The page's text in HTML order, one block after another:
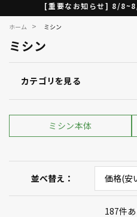
[重要なお知らせ] 8/
ホーム > ミシン
ミシン
カテゴリを見る
ミシン本体
並べ替え
187件